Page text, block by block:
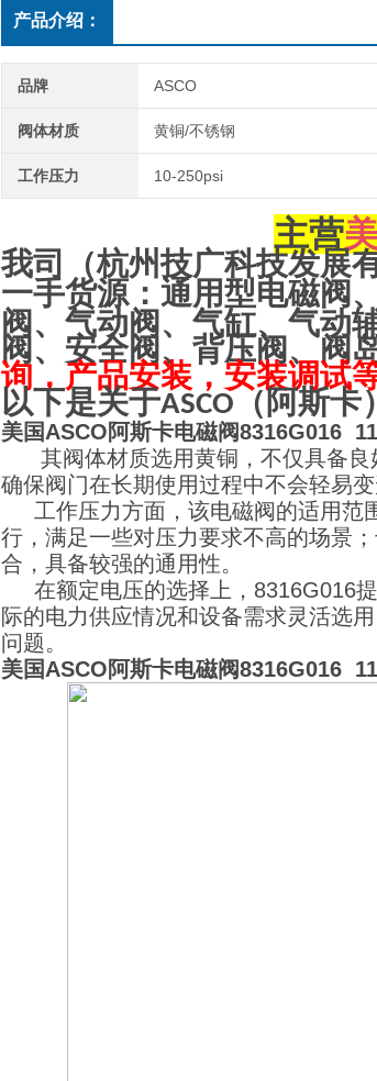
产品介绍：
品牌 ASCO
阀体材质 黄铜/不锈钢
工作压力 10-250psi
主营
我司（杭州技广科技发展
一手货源：通用型电磁阀
阀、气动阀、气缸、气动
阀、安全阀、背压阀、阀
询，产品安装，安装调试
以下是关于ASCO（阿斯卡
美国ASCO阿斯卡电磁阀8316G016
其阀体材质选用黄铜，不仅具备良
确保阀门在长期使用过程中不会轻易变
工作压力方面，该电磁阀的适用范
行，满足一些对压力要求不高的场景
合，具备较强的通用性。
在额定电压的选择上，8316G016提
际的电力供应情况和设备需求灵活选
问题。
美国ASCO阿斯卡电磁阀8316G016